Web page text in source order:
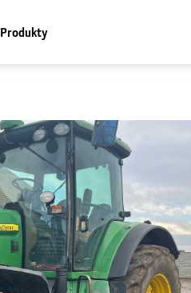
Produkty